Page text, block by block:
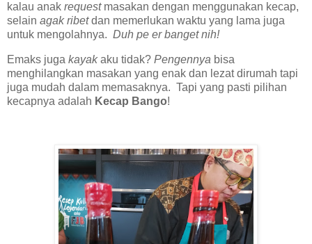
kalau anak requestmasakan dengan menggunakan kecap,
selain agak ribetdan memerlukan waktu yang lama juga
untuk mengolahnya. Duh pe er banget nih!
Emaks juga kayakaku tidak? Pengennya bisa
menghilangkan masakan yang enak dan lezat dirumah tapi
juga mudah dalam memasaknya. Tapi yang pasti pilihan
kecapnya adalah Kecap Bango!